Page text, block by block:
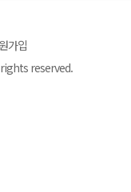
가입
reserved.